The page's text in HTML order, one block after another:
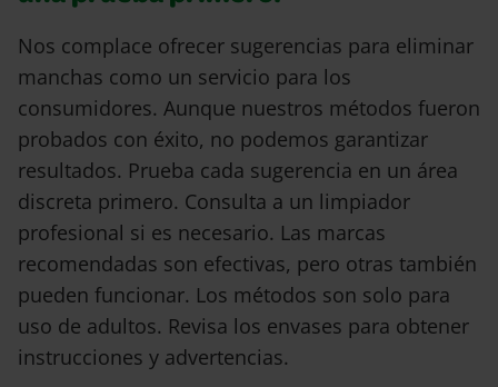
Nos complace ofrecer sugerencias para eliminar
manchas como un servicio para los
consumidores. Aunque nuestros métodos fueron
probados con éxito, no podemos garantizar
resultados. Prueba cada sugerencia en un área
discreta primero. Consulta a un limpiador
profesional si es necesario. Las marcas
recomendadas son efectivas, pero otras también
pueden funcionar. Los métodos son solo para
uso de adultos. Revisa los envases para obtener
instrucciones y advertencias.